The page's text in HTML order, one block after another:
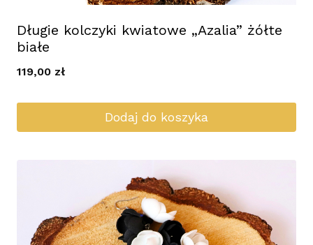
Długie kolczyki kwiatowe „Azalia” żółte
białe
119,00 zł
Dodaj do koszyka